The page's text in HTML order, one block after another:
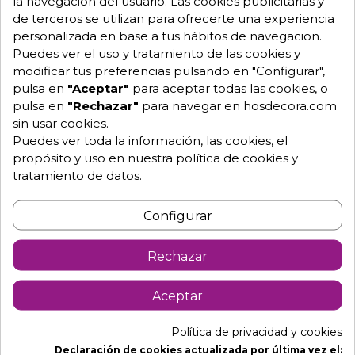
de terceros se utilizan para ofrecerte una experiencia
personalizada en base a tus hábitos de navegacion.
Puedes ver el uso y tratamiento de las cookies y
modificar tus preferencias pulsando en "Configurar",
pulsa en "Aceptar" para aceptar todas las cookies, o
pulsa en "Rechazar" para navegar en hosdecora.com
sin usar cookies.
Puedes ver toda la información, las cookies, el
propósito y uso en nuestra política de cookies y
tratamiento de datos.
Configurar
Rechazar
Aceptar
Política de privacidad y cookies
Declaración de cookies actualizada por última vez el: